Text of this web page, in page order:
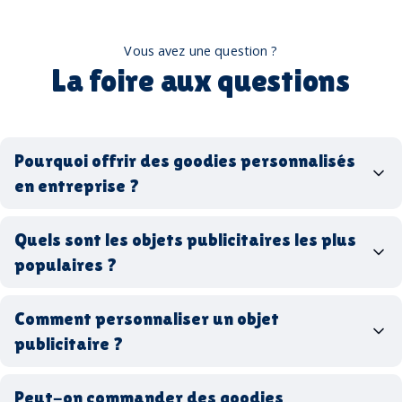
Vous avez une question ?
La foire aux questions
Pourquoi offrir des goodies personnalisés
en entreprise ?
Quels sont les objets publicitaires les plus
populaires ?
stylos personnalisés
tote bags publicitaires
gourdes réutilisables
Comment personnaliser un objet
publicitaire ?
Peut-on commander des goodies